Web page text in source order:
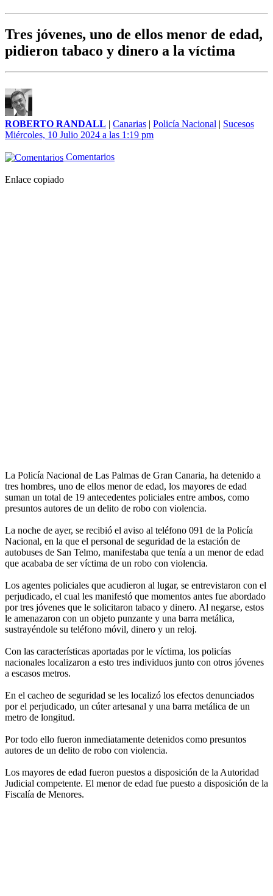
Tres jóvenes, uno de ellos menor de edad,
pidieron tabaco y dinero a la víctima
ROBERTO RANDALL | Canarias | Policía Nacional | Sucesos
Miércoles, 10 Julio 2024 a las 1:19 pm
Comentarios
Enlace copiado
La Policía Nacional de Las Palmas de Gran Canaria, ha detenido a
tres hombres, uno de ellos menor de edad, los mayores de edad
suman un total de 19 antecedentes policiales entre ambos, como
presuntos autores de un delito de robo con violencia.
La noche de ayer, se recibió el aviso al teléfono 091 de la Policía
Nacional, en la que el personal de seguridad de la estación de
autobuses de San Telmo, manifestaba que tenía a un menor de edad
que acababa de ser víctima de un robo con violencia.
Los agentes policiales que acudieron al lugar, se entrevistaron con el
perjudicado, el cual les manifestó que momentos antes fue abordado
por tres jóvenes que le solicitaron tabaco y dinero. Al negarse, estos
le amenazaron con un objeto punzante y una barra metálica,
sustrayéndole su teléfono móvil, dinero y un reloj.
Con las características aportadas por le víctima, los policías
nacionales localizaron a esto tres individuos junto con otros jóvenes
a escasos metros.
En el cacheo de seguridad se les localizó los efectos denunciados
por el perjudicado, un cúter artesanal y una barra metálica de un
metro de longitud.
Por todo ello fueron inmediatamente detenidos como presuntos
autores de un delito de robo con violencia.
Los mayores de edad fueron puestos a disposición de la Autoridad
Judicial competente. El menor de edad fue puesto a disposición de la
Fiscalía de Menores.